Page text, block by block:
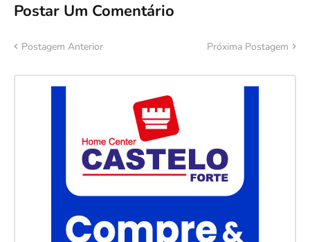
Postar Um Comentário
Postagem Anterior Próxima Postagem